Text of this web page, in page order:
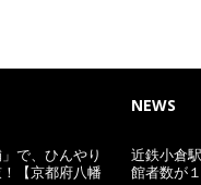
で、ひんやり
【京都府八幡
NEWS
近鉄小倉
館者数が